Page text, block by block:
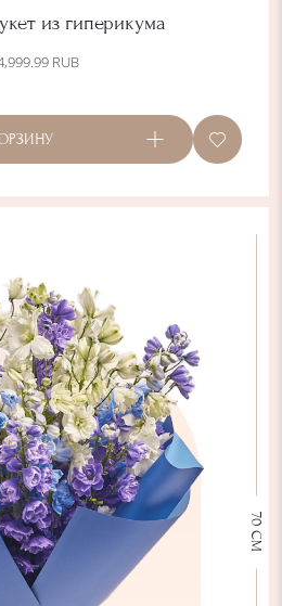
из гиперикума
RUB
70 СМ